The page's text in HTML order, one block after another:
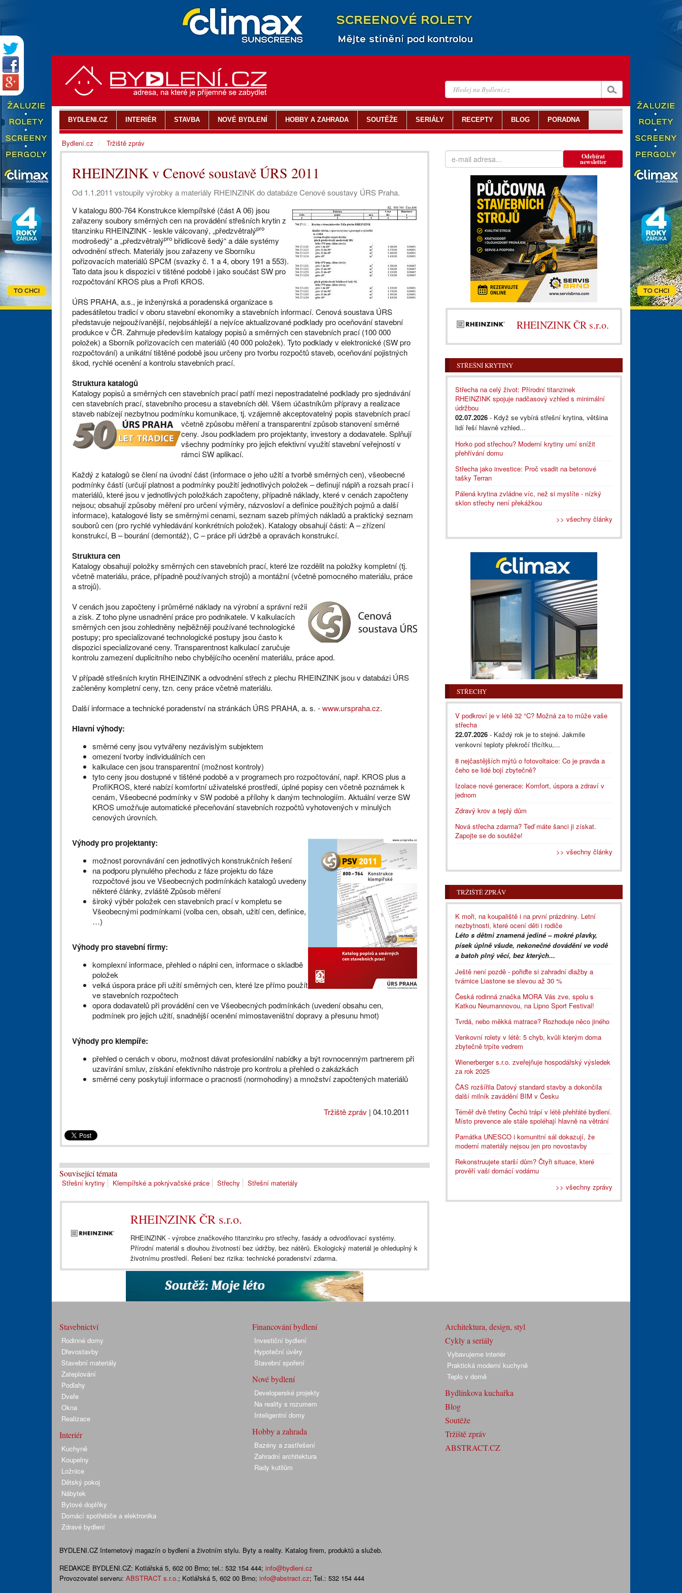
RHEINZINK v Cenové soustavě ÚRS 2011
Od 1.1.2011 vstoupily výrobky a materiály RHEINZINK do databáze Cenové soustavy ÚRS Praha.
V katalogu 800-764 Konstrukce klempířské (část A 06) jsou
zařazeny soubory směrných cen na provádění střešních krytin z
titanzinku RHEINZINK - leskle válcovaný, „předzvětralýpro
modrošedý“ a „předzvětralýpro břidlicově šedý“ a dále systémy
odvodnění střech. Materiály jsou zařazeny ve Sborníku
pořizovacích materiálů SPCM (svazky č. 1 a 4, obory 191 a 553).
Tato data jsou k dispozici v tištěné podobě i jako součást SW pro
rozpočtování KROS plus a Profi KROS.
ÚRS PRAHA, a.s., je inženýrská a poradenská organizace s
padesátiletou tradicí v oboru stavební ekonomiky a stavebních informací. Cenová soustava ÚRS
představuje nejpoužívanější, nejobsáhlejší a nejvíce aktualizované podklady pro oceňování stavební
produkce v ČR. Zahrnuje především katalogy popisů a směrných cen stavebních prací (100 000
položek) a Sborník pořizovacích cen materiálů (40 000 položek). Tyto podklady v elektronické (SW pro
rozpočtování) a unikátní tištěné podobě jsou určeny pro tvorbu rozpočtů staveb, oceňování pojistných
škod, rychlé ocenění a kontrolu stavebních prací.
Struktura katalogů
Katalogy popisů a směrných cen stavebních prací patří mezi nepostradatelné podklady pro sjednávání
cen stavebních prací, stavebního procesu a stavebních děl. Všem účastníkům přípravy a realizace
staveb nabízejí nezbytnou podmínku komunikace, tj. vzájemně akceptovatelný popis stavebních prací
včetně způsobu měření a transparentní způsob stanovení směrné
ceny. Jsou podkladem pro projektanty, investory a dodavatele. Splňují
všechny podmínky pro jejich efektivní využití stavební veřejností v
rámci SW aplikací.
Každý z katalogů se člení na úvodní část (informace o jeho užití a tvorbě směrných cen), všeobecné
podmínky částí (určují platnost a podmínky použití jednotlivých položek – definují náplň a rozsah prací i
materiálů, které jsou v jednotlivých položkách započteny, případně náklady, které v cenách započteny
nejsou; obsahují způsoby měření pro určení výměry, názvosloví a definice použitých pojmů a další
informace), katalogové listy se směrnými cenami, seznam sazeb přímých nákladů a praktický seznam
souborů cen (pro rychlé vyhledávání konkrétních položek). Katalogy obsahují části: A – zřízení
konstrukcí, B – bourání (demontáž), C – práce při údržbě a opravách konstrukcí.
Struktura cen
Katalogy obsahují položky směrných cen stavebních prací, které lze rozdělit na položky kompletní (tj.
včetně materiálu, práce, případně používaných strojů) a montážní (včetně pomocného materiálu, práce
a strojů).
V cenách jsou započteny i průměrné náklady na výrobní a správní režii
a zisk. Z toho plyne usnadnění práce pro podnikatele. V kalkulacích
směrných cen jsou zohledněny nejběžněji používané technologické
postupy; pro specializované technologické postupy jsou často k
dispozici specializované ceny. Transparentnost kalkulací zaručuje
kontrolu zamezení duplicitního nebo chybějícího ocenění materiálu, práce apod.
V případě střešních krytin RHEINZINK a odvodnění střech z plechu RHEINZINK jsou v databázi ÚRS
začleněny kompletní ceny, tzn. ceny práce včetně materiálu.
Další informace a technické poradenství na stránkách ÚRS PRAHA, a. s. -www.urspraha.cz.
Hlavní výhody:
směrné ceny jsou vytvářeny nezávislým subjektem
omezení tvorby individuálních cen
kalkulace cen jsou transparentní (možnost kontroly)
tyto ceny jsou dostupné v tištěné podobě a v programech pro rozpočtování, např. KROS plus a
ProfiKROS, které nabízí komfortní uživatelské prostředí, úplné popisy cen včetně poznámek k
cenám, Všeobecné podmínky v SW podobě a přílohy k daným technologiím. Aktuální verze SW
KROS umožňuje automatické přeceňování stavebních rozpočtů vyhotovených v minulých
cenových úrovních.
Výhody pro projektanty:
možnost porovnávání cen jednotlivých konstrukčních řešení
na podporu plynulého přechodu z fáze projektu do fáze
rozpočtové jsou ve Všeobecných podmínkách katalogů uvedeny
některé články, zvláště Způsob měření
široký výběr položek cen stavebních prací v kompletu se
Všeobecnými podmínkami (volba cen, obsah, užití cen, definice,
…)
Výhody pro stavební firmy:
komplexní informace, přehled o náplni cen, informace o skladbě
položek
velká úspora práce při užití směrných cen, které lze přímo použít
ve stavebních rozpočtech
opora dodavatelů při provádění cen ve Všeobecných podmínkách (uvedení obsahu cen,
podmínek pro jejich užití, snadnější ocenění mimostaveništní dopravy a přesunu hmot)
Výhody pro klempíře:
přehled o cenách v oboru, možnost dávat profesionální nabídky a být rovnocenným partnerem při
uzavírání smluv, získání efektivního nástroje pro kontrolu a přehled o zakázkách
směrné ceny poskytují informace o pracnosti (normohodiny) a množství započtených materiálů
Tržiště zpráv | 04.10.2011
Související témata
Střešní krytiny Klempířské a pokrývačské práce Střechy Střešní materiály
RHEINZINK ČR s.r.o.
RHEINZINK - výrobce značkového titanzinku pro střechy, fasády a odvodňovací systémy.
Přírodní materiál s dlouhou životností bez údržby, bez nátěrů. Ekologický materiál je ohleduplný k
životnímu prostředí. Řešení bez rizika: technické poradenství zdarma.
Odebírat
newsletter
RHEINZINK ČR s.r.o.
STŘEŠNÍ KRYTINY
Střecha na celý život: Přírodní titanzinek
RHEINZINK spojuje nadčasový vzhled s minimální
údržbou
02.07.2026 - Když se vybírá střešní krytina, většina
lidí řeší hlavně vzhled...
Horko pod střechou? Moderní krytiny umí snížit
přehřívání domu
Střecha jako investice: Proč vsadit na betonové
tašky Terran
Pálená krytina zvládne víc, než si myslíte - nízký
sklon střechy není překážkou
>> všechny články
STŘECHY
V podkroví je v létě 32 °C? Možná za to může vaše
střecha
22.07.2026 - Každý rok je to stejné. Jakmile
venkovní teploty překročí třicítku,...
8 nejčastějších mýtů o fotovoltaice: Co je pravda a
čeho se lidé bojí zbytečně?
Izolace nové generace: Komfort, úspora a zdraví v
jednom
Zdravý krov a teplý dům
Nová střecha zdarma? Teď máte šanci ji získat.
Zapojte se do soutěže!
>> všechny články
TRŽIŠTĚ ZPRÁV
K moři, na koupaliště i na první prázdniny. Letní
nezbytnosti, které ocení děti i rodiče
Léto s dětmi znamená jediné – mokré plavky,
písek úplně všude, nekonečné dovádění ve vodě
a batoh plný věcí, bez kterých...
Ještě není pozdě - pořiďte si zahradní dlažby a
tvárnice Liastone se slevou až 30 %
Česká rodinná značka MORA Vás zve, spolu s
Katkou Neumannovou, na Lipno Sport Festival!
Tvrdá, nebo měkká matrace? Rozhoduje něco jiného
Venkovní rolety v létě: 5 chyb, kvůli kterým doma
zbytečně trpíte vedrem
Wienerberger s.r.o. zveřejňuje hospodářský výsledek
za rok 2025
ČAS rozšířila Datový standard stavby a dokončila
další milník zavádění BIM v Česku
Téměř dvě třetiny Čechů trápí v létě přehřáté bydlení.
Místo prevence ale stále spoléhají hlavně na větrání
Památka UNESCO i komunitní sál dokazují, že
moderní materiály nejsou jen pro novostavby
Rekonstruujete starší dům? Čtyři situace, které
prověří vaši domácí vodárnu
>> všechny zprávy
BYDLENI.CZ INTERIÉR STAVBA NOVÉ BYDLENÍ HOBBY A ZAHRADA SOUTĚŽE SERIÁLY RECEPTY BLOG PORADNA
Bydlení.cz Tržiště zpráv
Stavebnictví
Rodinné domy
Dřevostavby
Stavební materiály
Zateplování
Podlahy
Dveře
Okna
Realizace
Interiér
Kuchyně
Koupelny
Ložnice
Dětský pokoj
Nábytek
Bytové doplňky
Domácí spotřebiče a elektronika
Zdravé bydlení
Financování bydlení
Investiční bydlení
Hypoteční úvěry
Stavební spoření
Nové bydlení
Developerské projekty
Na reality s rozumem
Inteligentní domy
Hobby a zahrada
Bazény a zastřešení
Zahradní architektura
Rady kutilům
Architektura, design, styl
Cykly a seriály
Vybavujeme interiér
Praktická moderní kuchyně
Teplo v domě
Bydlínkova kuchařka
Blog
Soutěže
Tržiště zpráv
ABSTRACT.CZ
BYDLENI.CZ Internetový magazín o bydlení a životním stylu. Byty a reality. Katalog firem, produktů a služeb.
REDAKCE BYDLENI.CZ: Kotlářská 5, 602 00 Brno; tel.: 532 154 444; info@bydleni.cz
Provozovatel serveru: ABSTRACT s.r.o.; Kotlářská 5, 602 00 Brno; info@abstract.cz; Tel.: 532 154 444